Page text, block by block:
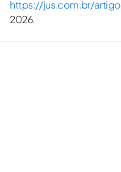
https://jus.com.br/
2026.